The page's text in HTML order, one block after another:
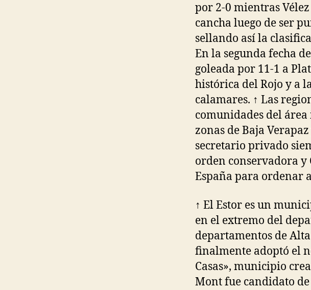
por 2-0 mientras
cancha luego de ser
sellando así la
En la segunda fecha
goleada por 11-1 a
histórica del Rojo y a
calamares. ↑ Las
comunidades del
zonas de Baja
secretario privado
orden conservadora y
España para ordenar
↑ El Estor es un
en el extremo del
departamentos de
finalmente adoptó el
Casas», municipio
Mont fue candidato